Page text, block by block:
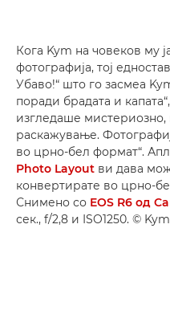
Кога Kym на човеков му
фотографија, тој
Убаво!“ што го засмеа
поради брадата и
изгледаше мистериозно,
раскажување.
во црно-бел формат“.
Photo Layout ви дава
конвертирате во црно-
Снимено со EOS R6 од
сек., f/2,8 и ISO1250. ©